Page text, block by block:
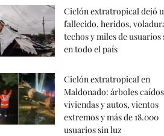
Ciclón extratropical dejó
fallecido, heridos,
techos y miles de usuarios
en todo el país
Ciclón extratropical en
Maldonado: árboles
viviendas y autos, vientos
extremos y más de 18.000
usuarios sin luz